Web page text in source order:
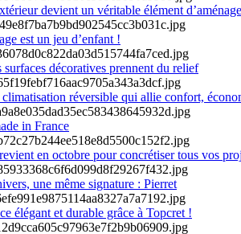
devient un véritable élément
est un jeu d’enfant !
décoratives prennent du relief
climatisation réversible qui allie confort,
in France
en octobre pour concrétiser tous vos
une même signature : Pierret
élégant et durable grâce à Topcret !